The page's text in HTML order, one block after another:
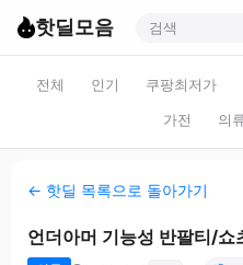
핫딜모음
전체 인기 쿠팡최저가
가전
의
← 핫딜 목록으로 돌아가기
언더아머 기능성 반팔티/쇼